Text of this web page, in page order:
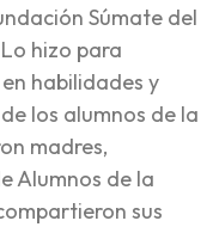
Súmate del
hizo para
habilidades y
los alumnos de la
madres,
Alumnos de la
sus